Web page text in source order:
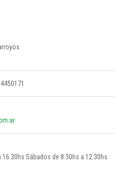
16.30hs Sábados de 8.30hs a 12.30hs